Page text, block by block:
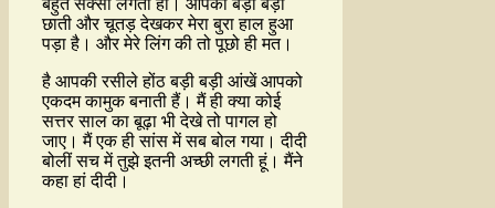
बहुत सेक्सी लगती हो। आपकी बड़ी बड़ी
छाती और चूतड़ देखकर मेरा बुरा हाल हुआ
पड़ा है। और मेरे लिंग की तो पूछो ही मत।
है आपकी रसीले होंठ बड़ी बड़ी आंखें आपको
एकदम कामुक बनाती हैं। मैं ही क्या कोई
सत्तर साल का बूढ़ा भी देखे तो पागल हो
जाए। मैं एक ही सांस में सब बोल गया। दीदी
बोलीं सच में तुझे इतनी अच्छी लगती हूं। मैंने
कहा हां दीदी।